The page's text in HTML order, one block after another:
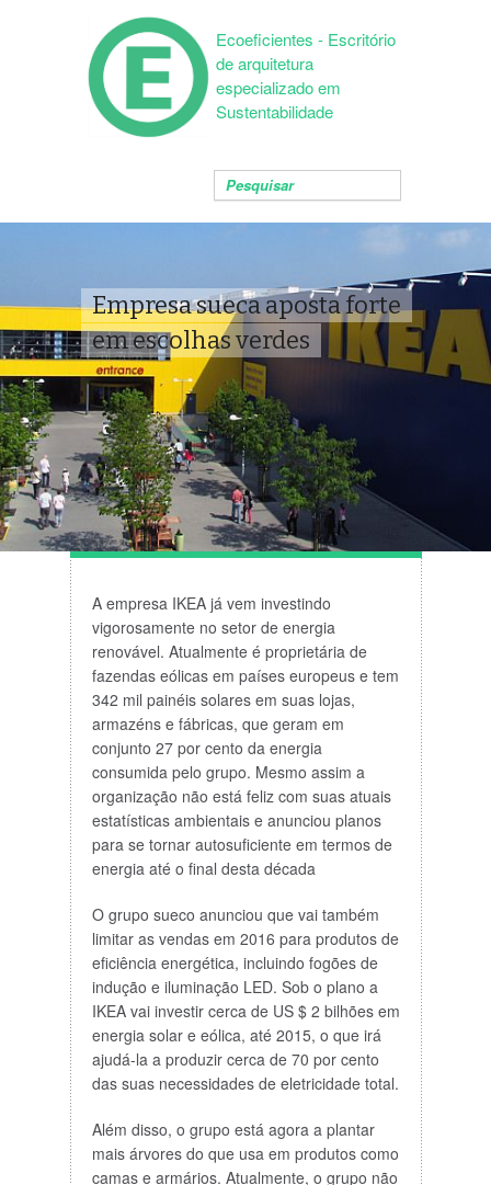
Ecoeficientes - Escritório
de arquitetura
especializado em
Sustentabilidade
Empresa sueca aposta forte
em escolhas verdes
A empresa IKEA já vem investindo
vigorosamente no setor de energia
renovável. Atualmente é proprietária de
fazendas eólicas em países europeus e tem
342 mil painéis solares em suas lojas,
armazéns e fábricas, que geram em
conjunto 27 por cento da energia
consumida pelo grupo. Mesmo assim a
organização não está feliz com suas atuais
estatísticas ambientais e anunciou planos
para se tornar autosuficiente em termos de
energia até o final desta década
O grupo sueco anunciou que vai também
limitar as vendas em 2016 para produtos de
eficiência energética, incluindo fogões de
indução e iluminação LED. Sob o plano a
IKEA vai investir cerca de US $ 2 bilhões em
energia solar e eólica, até 2015, o que irá
ajudá-la a produzir cerca de 70 por cento
das suas necessidades de eletricidade total.
Além disso, o grupo está agora a plantar
mais árvores do que usa em produtos como
camas e armários. Atualmente, o grupo não